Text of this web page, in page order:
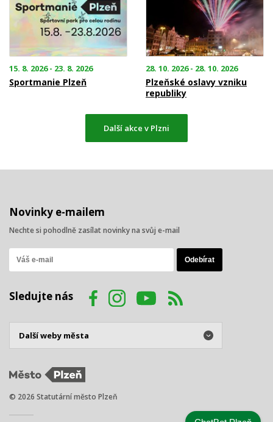
15. 8. 2026 - 23. 8. 2026
Sportmanie Plzeň
28. 10. 2026 - 28. 10. 2026
Plzeňské oslavy vzniku
republiky
Další akce v Plzni
Novinky e-mailem
Nechte si pohodlně zasílat novinky na svůj e-mail
Sledujte nás
© 2026 Statutární město Plzeň